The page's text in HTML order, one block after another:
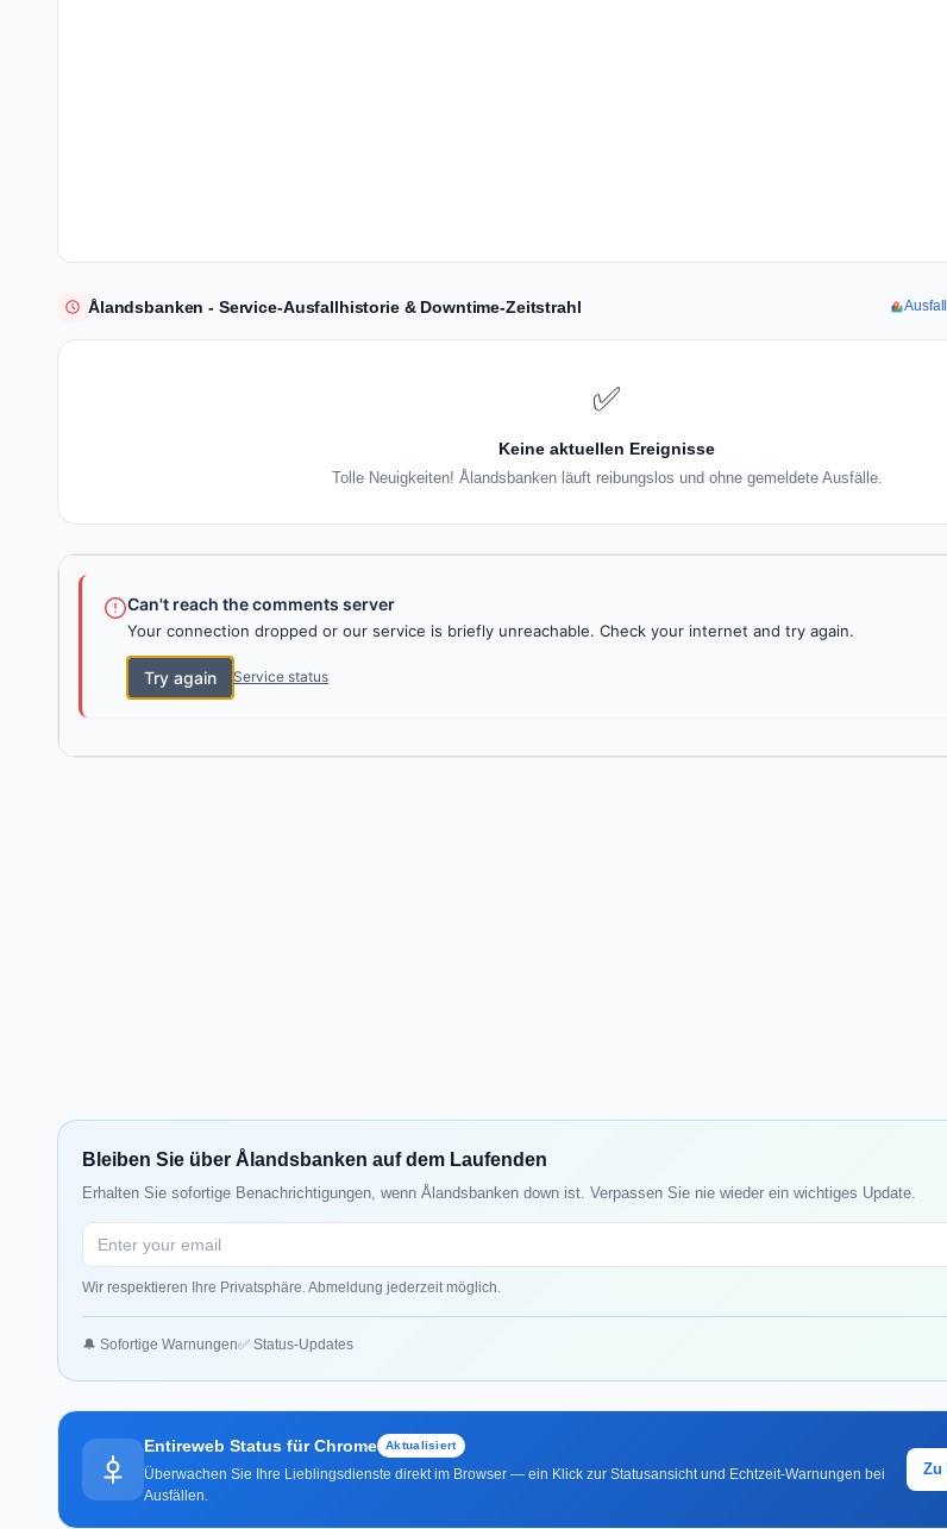
Ålandsbanken - Service-Ausfallhistorie & Downtime-Zeitstrahl
✅
Keine aktuellen Ereignisse
Tolle Neuigkeiten! Ålandsbanken läuft reibungslos und ohne gemeldete Ausfälle.
Can't reach the comments server
Your connection dropped or our service is briefly unreachable. Check your internet and try again.
Try again Service status
Bleiben Sie über Ålandsbanken auf dem Laufenden
Erhalten Sie sofortige Benachrichtigungen, wenn Ålandsbanken down ist. Verpassen Sie nie wieder ein wichtiges Update.
Wir respektieren Ihre Privatsphäre. Abmeldung jederzeit möglich.
🔔 Sofortige Warnungen✅ Status-Updates
Entireweb Status für Chrome Aktualisiert
Überwachen Sie Ihre Lieblingsdienste direkt im Browser — ein Klick zur Statusansicht und Echtzeit-Warnungen bei
Ausfällen.
Zu